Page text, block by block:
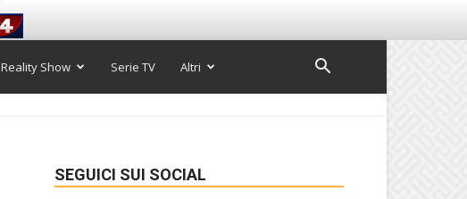
Reality Show Serie TV Altri
SEGUICI SUI SOCIAL